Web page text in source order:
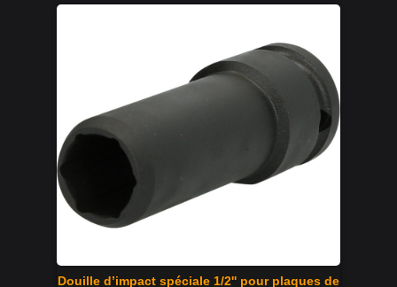
Douille d’impact spéciale 1/2'' pour plaques de